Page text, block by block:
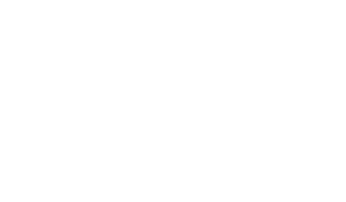
Tomšů a Michal Szalay.